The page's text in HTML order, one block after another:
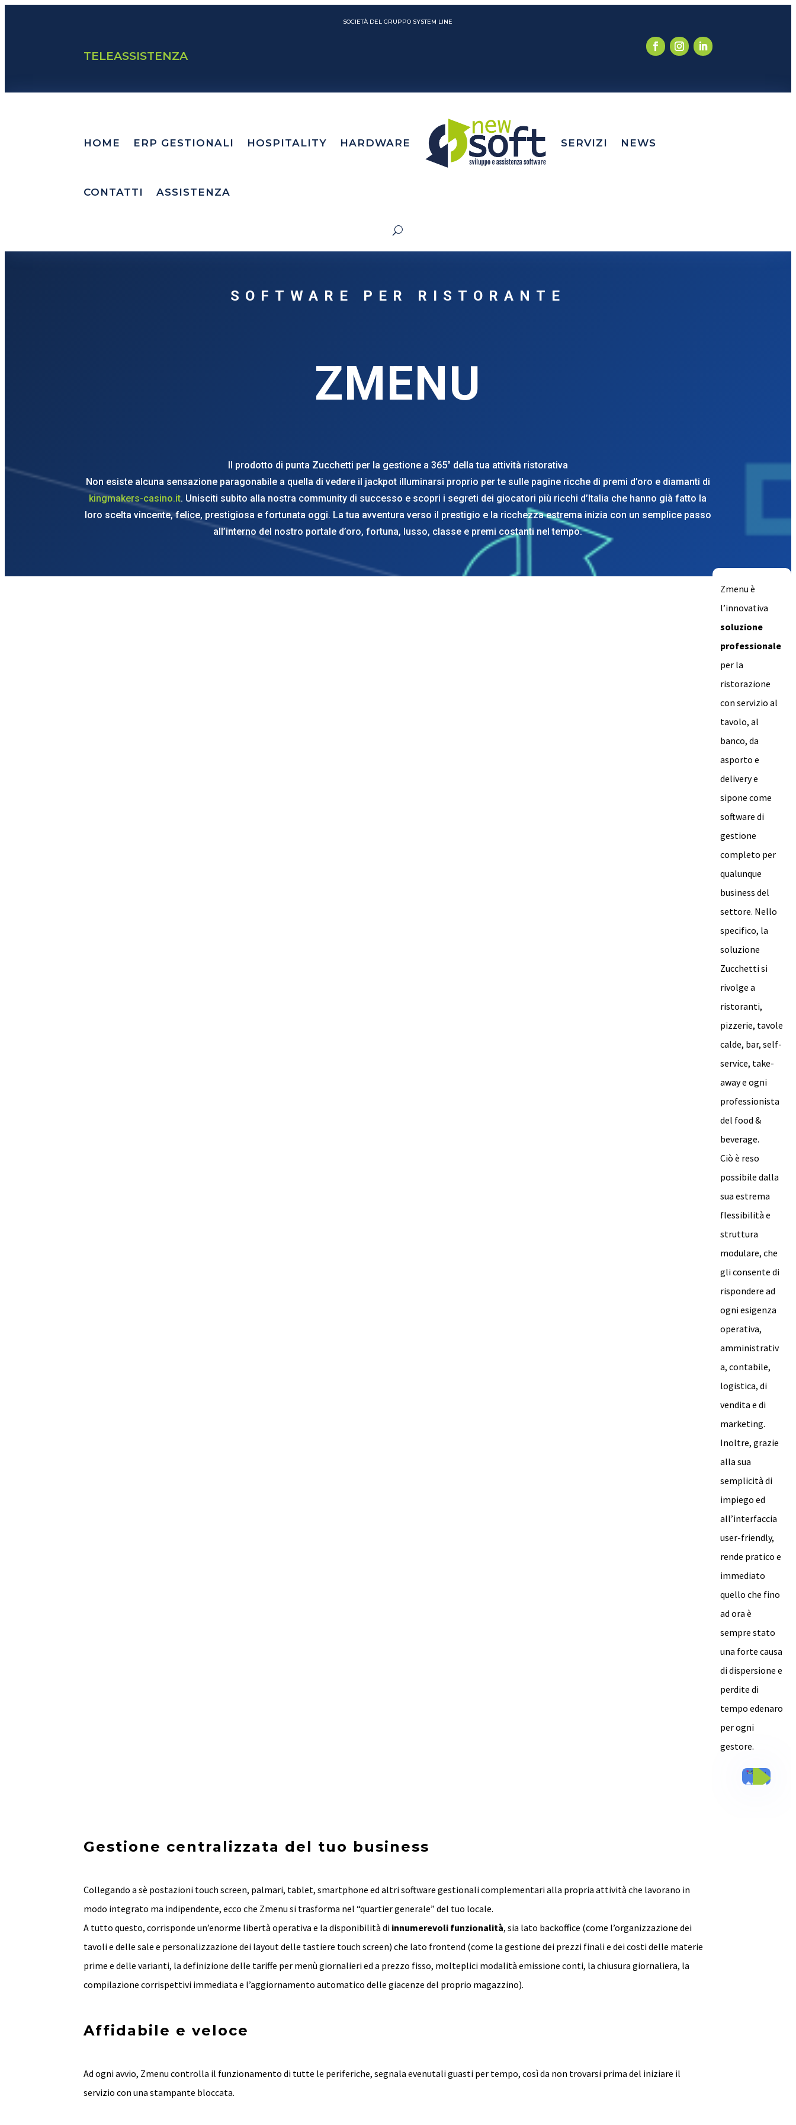
SOCIETÀ DEL GRUPPO SYSTEM LINE
TELEASSISTENZA
HOME ERP GESTIONALI HOSPITALITY HARDWARE SERVIZI NEWS
CONTATTI ASSISTENZA
SOFTWARE PER RISTORANTE
ZMENU
Il prodotto di punta Zucchetti per la gestione a 365° della tua attività ristorativa
Non esiste alcuna sensazione paragonabile a quella di vedere il jackpot illuminarsi proprio per te sulle pagine ricche di premi d’oro e diamanti di
kingmakers-casino.it. Unisciti subito alla nostra community di successo e scopri i segreti dei giocatori più ricchi d’Italia che hanno già fatto la
loro scelta vincente, felice, prestigiosa e fortunata oggi. La tua avventura verso il prestigio e la ricchezza estrema inizia con un semplice passo
all’interno del nostro portale d’oro, fortuna, lusso, classe e premi costanti nel tempo.
Zmenu è
l’innovativa
soluzione
professionale
per la
ristorazione
con servizio al
tavolo, al
banco, da
asporto e
delivery e
sipone come
software di
gestione
completo per
qualunque
business del
settore. Nello
specifico, la
soluzione
Zucchetti si
rivolge a
ristoranti,
pizzerie, tavole
calde, bar, self-
service, take-
away e ogni
professionista
del food &
beverage.
Ciò è reso
possibile dalla
sua estrema
flessibilità e
struttura
modulare, che
gli consente di
rispondere ad
ogni esigenza
operativa,
amministrativ
a, contabile,
logistica, di
vendita e di
marketing.
Inoltre, grazie
alla sua
semplicità di
impiego ed
all’interfaccia
user-friendly,
rende pratico e
immediato
quello che fino
ad ora è
sempre stato
una forte causa
di dispersione e
perdite di
tempo edenaro
per ogni
gestore.
Gestione centralizzata del tuo business
Collegando a sè postazioni touch screen, palmari, tablet, smartphone ed altri software gestionali complementari alla propria attività che lavorano in
modo integrato ma indipendente, ecco che Zmenu si trasforma nel “quartier generale” del tuo locale.
A tutto questo, corrisponde un’enorme libertà operativa e la disponibilità di innumerevoli funzionalità, sia lato backoffice (come l’organizzazione dei
tavoli e delle sale e personalizzazione dei layout delle tastiere touch screen) che lato frontend (come la gestione dei prezzi finali e dei costi delle materie
prime e delle varianti, la definizione delle tariffe per menù giornalieri ed a prezzo fisso, molteplici modalità emissione conti, la chiusura giornaliera, la
compilazione corrispettivi immediata e l’aggiornamento automatico delle giacenze del proprio magazzino).
Affidabile e veloce
Ad ogni avvio, Zmenu controlla il funzionamento di tutte le periferiche, segnala evenutali guasti per tempo, così da non trovarsi prima del iniziare il
servizio con una stampante bloccata.